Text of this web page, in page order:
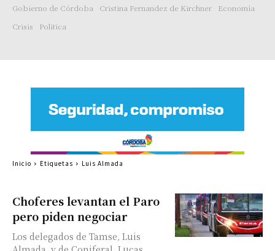
Gobierno de Córdoba
Cristina Fernandez de Kirchner
Economía
Crisis
Politica
Choferes levantan el Paro
pero piden negociar
Los delegados de Tamse, Luis
Inicio Etiquetas Luis Almada